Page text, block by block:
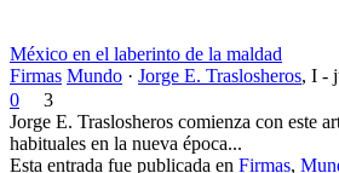
México en el laberinto de la maldad
Firmas Mundo · Jorge E. Traslosheros, I -
0
3
Jorge E. Traslosheros comienza con este
habituales en la nueva época...
Esta entrada fue publicada en Firmas,